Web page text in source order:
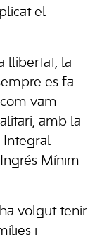
el
llibertat, la
es fa
vam
amb la
Integral
Mínim
volgut tenir
i